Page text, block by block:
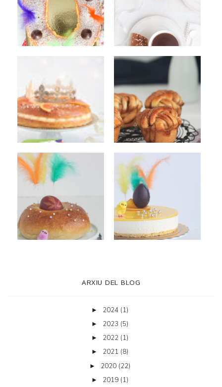
ARXIU DEL BLOG
► 2024 (1)
► 2023 (5)
► 2022 (1)
► 2021 (8)
► 2020 (22)
► 2019 (1)